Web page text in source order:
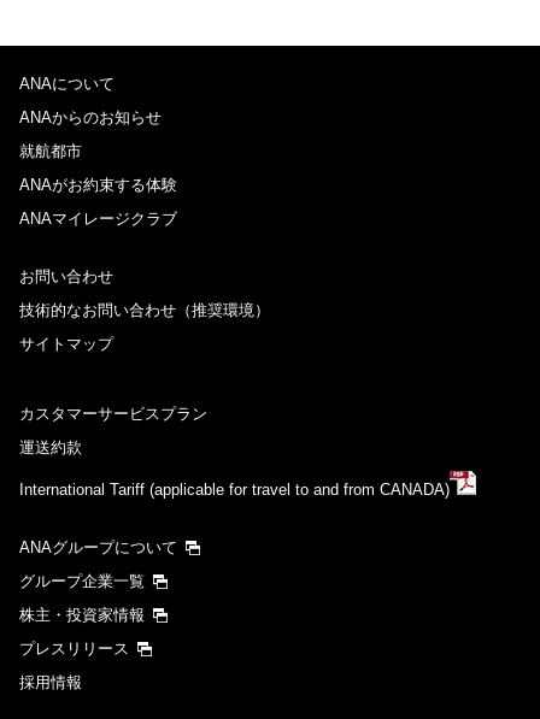
ANAについて
ANAからのお知らせ
就航都市
ANAがお約束する体験
ANAマイレージクラブ
お問い合わせ
技術的なお問い合わせ（推奨環境）
サイトマップ
カスタマーサービスプラン
運送約款
International Tariff (applicable for travel to and from CANADA)
ANAグループについて
グループ企業一覧
株主・投資家情報
プレスリリース
採用情報